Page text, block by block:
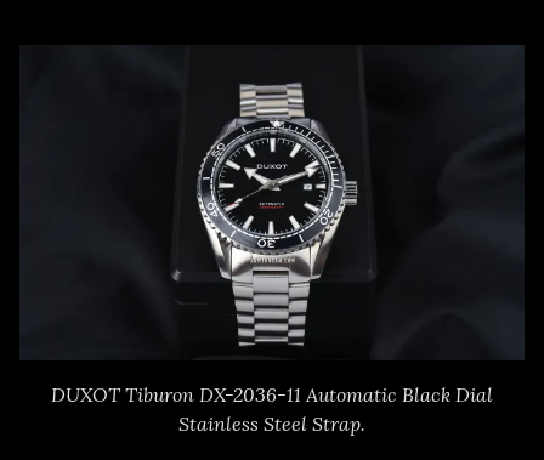
DUXOT Tiburon DX-2036-11 Automatic Black Dial
Stainless Steel Strap.